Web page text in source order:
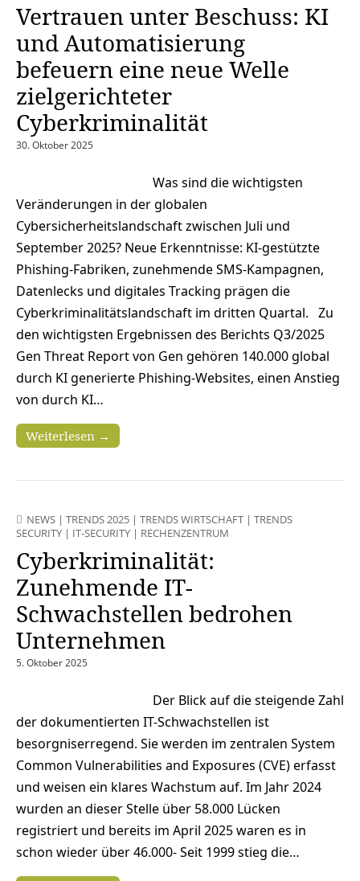
Vertrauen unter Beschuss: KI
und Automatisierung
befeuern eine neue Welle
zielgerichteter
Cyberkriminalität
30. Oktober 2025
Was sind die wichtigsten
Veränderungen in der globalen
Cybersicherheitslandschaft zwischen Juli und
September 2025? Neue Erkenntnisse: KI-gestützte
Phishing-Fabriken, zunehmende SMS-Kampagnen,
Datenlecks und digitales Tracking prägen die
Cyberkriminalitätslandschaft im dritten Quartal. Zu
den wichtigsten Ergebnissen des Berichts Q3/2025
Gen Threat Report von Gen gehören 140.000 global
durch KI generierte Phishing-Websites, einen Anstieg
von durch KI…
Weiterlesen →
NEWS | TRENDS 2025 | TRENDS WIRTSCHAFT | TRENDS
SECURITY | IT-SECURITY | RECHENZENTRUM
Cyberkriminalität:
Zunehmende IT-
Schwachstellen bedrohen
Unternehmen
5. Oktober 2025
Der Blick auf die steigende Zahl
der dokumentierten IT-Schwachstellen ist
besorgniserregend. Sie werden im zentralen System
Common Vulnerabilities and Exposures (CVE) erfasst
und weisen ein klares Wachstum auf. Im Jahr 2024
wurden an dieser Stelle über 58.000 Lücken
registriert und bereits im April 2025 waren es in
schon wieder über 46.000- Seit 1999 stieg die…